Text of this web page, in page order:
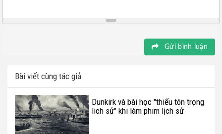
Gửi bình luận
Bài viết cùng tác giả
Dunkirk và bài học "thiếu tôn trọng
lich sử" khi làm phim lịch sử